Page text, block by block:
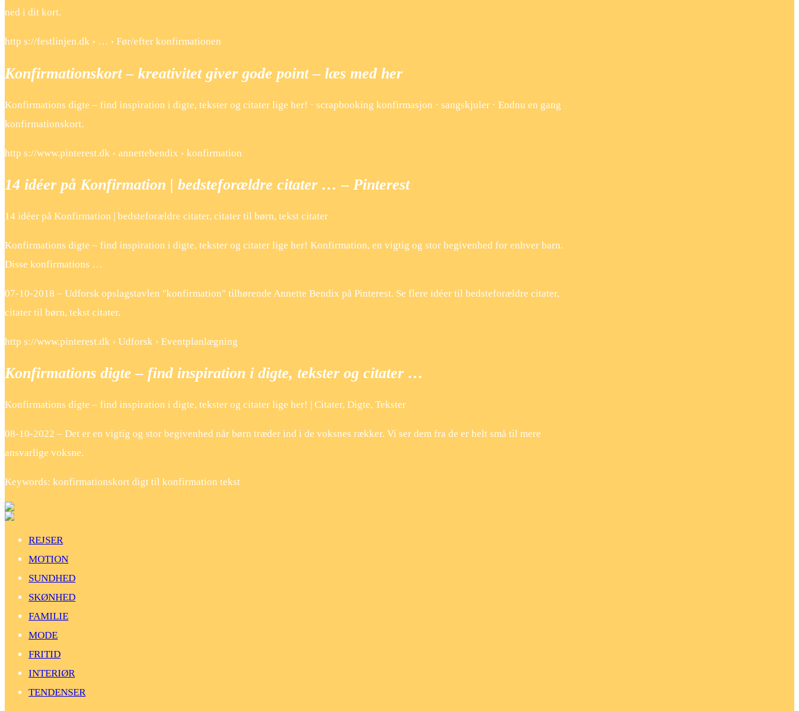
ned i dit kort.
http s://festlinjen.dk › … › Før/efter konfirmationen
Konfirmationskort – kreativitet giver gode point – læs med her
Konfirmations digte – find inspiration i digte, tekster og citater lige her! · scrapbooking konfirmasjon · sangskjuler · Endnu en gang
konfirmationskort.
http s://www.pinterest.dk › annettebendix › konfirmation
14 idéer på Konfirmation | bedsteforældre citater … – Pinterest
14 idéer på Konfirmation | bedsteforældre citater, citater til børn, tekst citater
Konfirmations digte – find inspiration i digte, tekster og citater lige her! Konfirmation, en vigtig og stor begivenhed for enhver barn.
Disse konfirmations …
07-10-2018 – Udforsk opslagstavlen "konfirmation" tilhørende Annette Bendix på Pinterest. Se flere idéer til bedsteforældre citater,
citater til børn, tekst citater.
http s://www.pinterest.dk › Udforsk › Eventplanlægning
Konfirmations digte – find inspiration i digte, tekster og citater …
Konfirmations digte – find inspiration i digte, tekster og citater lige her! | Citater, Digte, Tekster
08-10-2022 – Det er en vigtig og stor begivenhed når børn træder ind i de voksnes rækker. Vi ser dem fra de er helt små til mere
ansvarlige voksne.
Keywords: konfirmationskort digt til konfirmation tekst
REJSER
MOTION
SUNDHED
SKØNHED
FAMILIE
MODE
FRITID
INTERIØR
TENDENSER